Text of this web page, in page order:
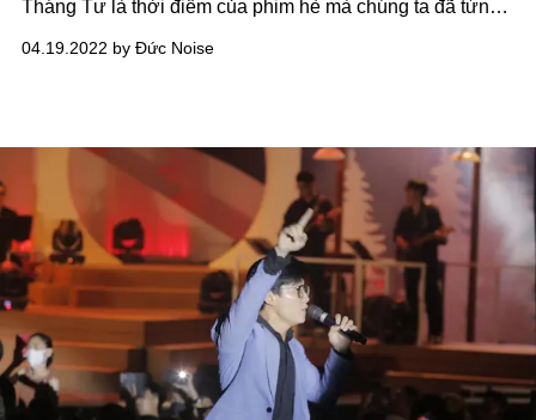
Tháng Tư là thời điểm của phim hè mà chúng ta đã từng
cách đây vài năm như "Fast and Furious 7", "Avengers:
tháng 7 hàng năm, và 2022 báo hiệu sẽ là cuộc hồi sinh
ngoạn mục và đầy toan tính!
04.19.2022 by Đức Noise